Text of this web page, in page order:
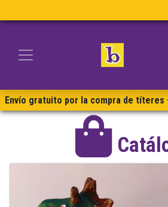
Envío gratuito por la compra de títeres